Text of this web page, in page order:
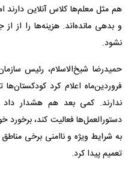
هم مثل معلم‌ها کلاس‌ آنلاین دارند
و بدهی مانده‌اند. هزینه‌ها را از
نشود.
فروردین‌ماه اعلام کرد
ندارند. کمی بعد هم هشدار
دستورالعمل‌ها فعالیت کند،
به شرایط ویژه و ناامنی برخی
تعمیم پیدا کرد.